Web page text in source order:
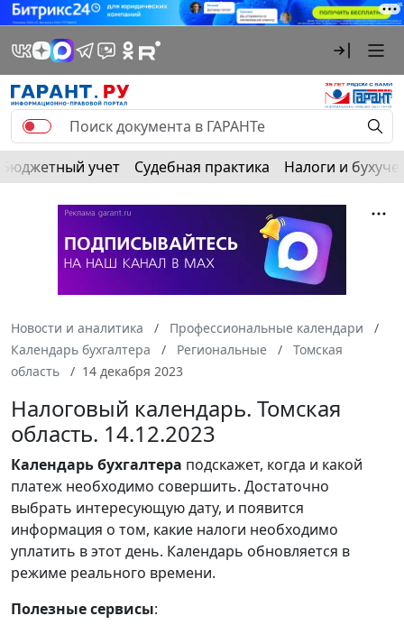
Бюджетный учет Судебная практика Налоги и
Новости и аналитика
Профессиональные календари
Календарь бухгалтера
Региональные
Томская
область
14 декабря 2023
Налоговый календарь. Томская
область. 14.12.2023
Календарьбухгалтера подскажет, когда и какой
платеж необходимо совершить. Достаточно
выбрать интересующую дату, и появится
информация о том, какие налоги необходимо
уплатить в этот день. Календарь обновляется в
режиме реального времени.
Полезные сервисы: